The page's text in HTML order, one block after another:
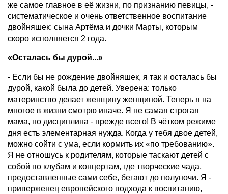
же самое главное в её жизни, по признанию певицы, -
систематическое и очень ответственное воспитание
двойняшек: сына Артёма и дочки Марты, которым
скоро исполняется 2 года.
«Осталась бы дурой...»
- Если бы не рождение двойняшек, я так и осталась бы
дурой, какой была до детей. Уверена: только
материнство делает женщину женщиной. Теперь я на
многое в жизни смотрю иначе. Я не самая строгая
мама, но дисциплина - прежде всего! В чётком режиме
дня есть элементарная нужда. Когда у тебя двое детей,
можно сойти с ума, если кормить их «по требованию».
Я не отношусь к родителям, которые таскают детей с
собой по клубам и концертам, где творческие чада,
предоставленные сами себе, бегают до полуночи. Я -
приверженец европейского подхода к воспитанию,